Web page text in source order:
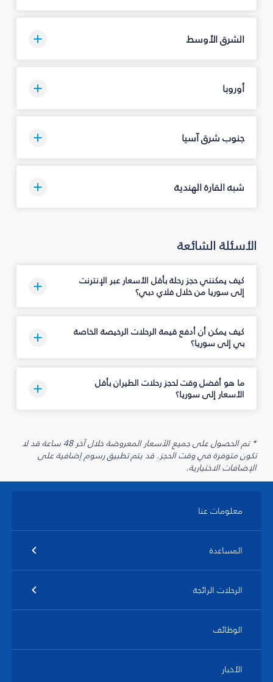
الشرق الأوسط
أوروبا
جنوب شرق آسيا
شبه القارة الهندية
الأسئلة الشائعة
كيف يمكنني حجز رحلة بأقل الأسعار عبر الإنترنت
إلى سوريا من خلال فلاي دبي؟
كيف يمكن أن أدفع قيمة الرحلات الرخيصة الخاصة
بي إلى سوريا؟
ما هو أفضل وقت لحجز رحلات الطيران بأقل
الأسعار إلى سوريا؟
* تم الحصول على جميع الأسعار المعروضة خلال آخر 48 ساعة قد لا
تكون متوفرة في وقت الحجز. قد يتم تطبيق رسوم إضافية على
الإضافات الاختيارية.
معلومات عنا
المساعدة
الرحلات الرائجة
الوظائف
الأخبار